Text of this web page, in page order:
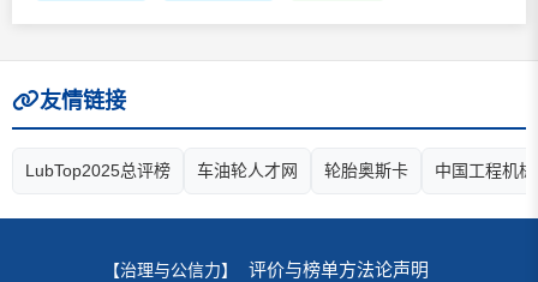
友情链接
LubTop2025总评榜 车油轮人才网 轮胎奥斯卡 中国工程机
【治理与公信力】 评价与榜单方法论声明